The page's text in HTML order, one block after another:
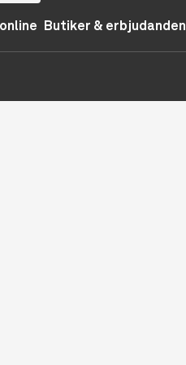
Butiker & erbjudanden